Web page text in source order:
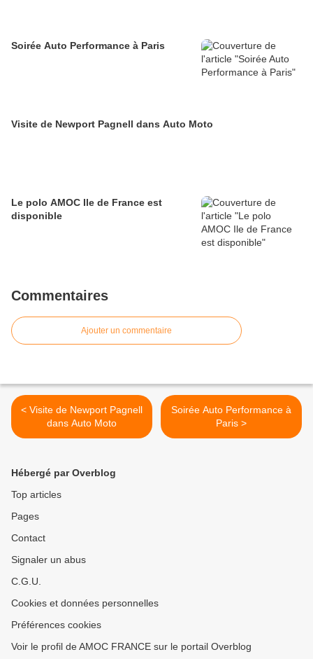
Soirée Auto Performance à Paris
Visite de Newport Pagnell dans Auto Moto
Le polo AMOC Ile de France est
disponible
Commentaires
Ajouter un commentaire
< Visite de Newport Pagnell
dans Auto Moto
Soirée Auto Performance à
Paris >
Hébergé par Overblog
Top articles
Pages
Contact
Signaler un abus
C.G.U.
Cookies et données personnelles
Préférences cookies
Voir le profil de AMOC FRANCE sur le portail Overblog